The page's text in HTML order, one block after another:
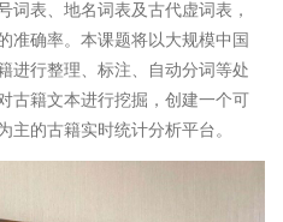
词表、地名词表及古代虚词表，
准确率。本课题将以大规模中国
进行整理、标注、自动分词等处
古籍文本进行挖掘，创建一个可
的古籍实时统计分析平台。